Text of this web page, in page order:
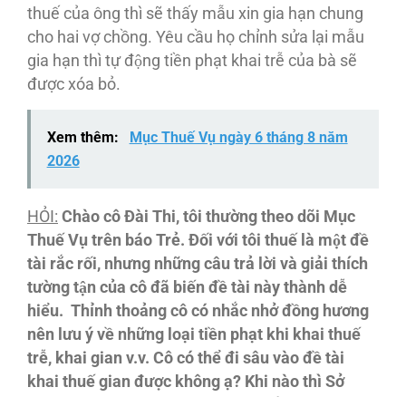
thuế của ông thì sẽ thấy mẫu xin gia hạn chung
cho hai vợ chồng. Yêu cầu họ chỉnh sửa lại mẫu
gia hạn thì tự động tiền phạt khai trễ của bà sẽ
được xóa bỏ.
Xem thêm:
Mục Thuế Vụ ngày 6 tháng 8 năm
2026
HỎI: Chào cô Đài Thi, tôi thường theo dõi Mục
Thuê ́ Vu ̣ trên báo Trẻ. Đối với tôi thuê ́ la ̀ một đê
tài rắc rối, nhưng những câu tra ời va ̀ giải thích
tường tận của cô đa ̃ biến đê ̀ tài này thành dê
hiểu. Thỉnh thoảng cô co ́ nhắc nhở đồng hương
nên ưu y ́ vê ̀ những loại tiền phạt khi khai thuê
trễ, khai gian v.v. Cô co ́ thê ̉ đi sâu vào đê ̀ tài
khai thuê ́ gian được không ạ? Khi nào thi ̀ Sở